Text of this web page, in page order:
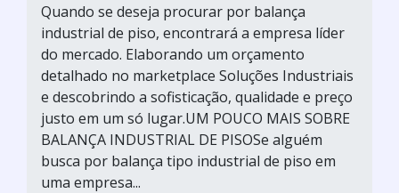
Quando se deseja procurar por balança
industrial de piso, encontrará a empresa líder
do mercado. Elaborando um orçamento
detalhado no marketplace Soluções Industriais
e descobrindo a sofisticação, qualidade e preço
justo em um só lugar.UM POUCO MAIS SOBRE
BALANÇA INDUSTRIAL DE PISOSe alguém
busca por balança tipo industrial de piso em
uma empresa...